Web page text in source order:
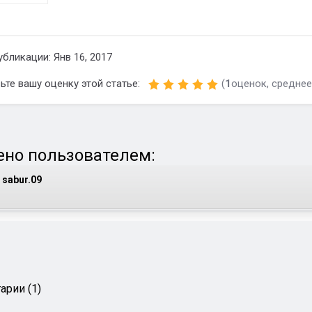
Янв 16, 2017
вашу оценку этой статье: (1оценок,
пользователем:
sabur.09
(1)